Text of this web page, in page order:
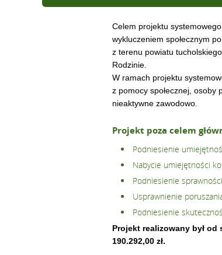
Celem projektu
wykluczeniem społecznym
z terenu powiatu
Rodzinie.
W ramach projektu
z pomocy społecznej, osoby
nieaktywne zawodowo.
Projekt poza celem
Podniesienie
Nabycie umiejętności
Podniesienie
Usprawnienie
Podniesienie
Projekt realizowany był
190.292,00 zł.